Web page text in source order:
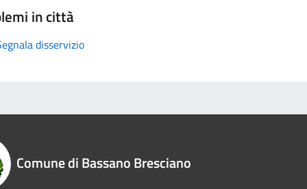
in città
disservizio
Comune di Bassano Bresciano